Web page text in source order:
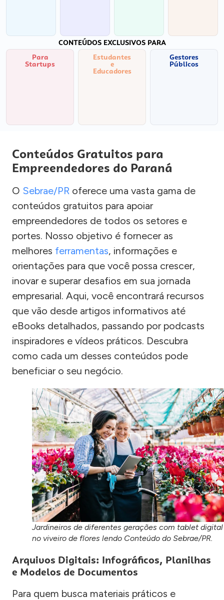
CONTEÚDOS EXCLUSIVOS PARA
Para
Startups
Estudantes
e
Educadores
Gestores
Públicos
Conteúdos Gratuitos para
Empreendedores do Paraná
O Sebrae/PR oferece uma vasta gama de
conteúdos gratuitos para apoiar
empreendedores de todos os setores e
portes. Nosso objetivo é fornecer as
melhores ferramentas, informações e
orientações para que você possa crescer,
inovar e superar desafios em sua jornada
empresarial. Aqui, você encontrará recursos
que vão desde artigos informativos até
eBooks detalhados, passando por podcasts
inspiradores e vídeos práticos. Descubra
como cada um desses conteúdos pode
beneficiar o seu negócio.
Jardineiros de diferentes gerações com tablet digital
no viveiro de flores lendo Conteúdo do Sebrae/PR.
Arquivos Digitais: Infográficos, Planilhas
e Modelos de Documentos
Para quem busca materiais práticos e